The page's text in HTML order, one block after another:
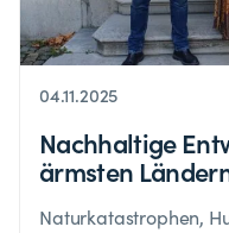
04.11.2025
Nachhaltige
ärmsten
Naturkatastrophen,